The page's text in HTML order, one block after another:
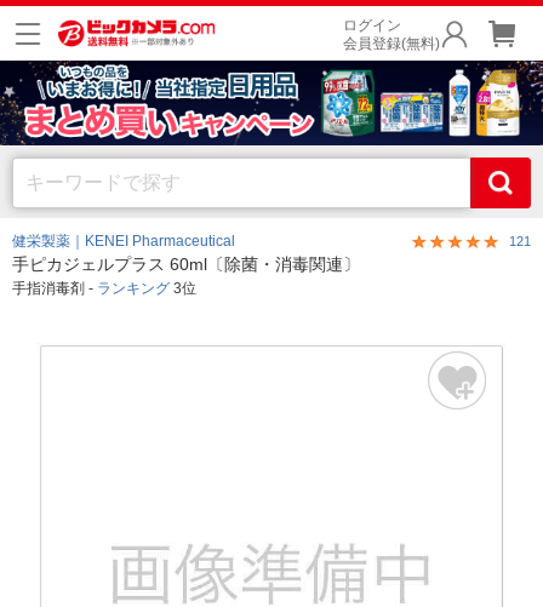
ログイン
会員登録(無料)
健栄製薬｜KENEI Pharmaceutical 121
手ピカジェルプラス 60ml〔除菌・消毒関連〕
手指消毒剤 - ランキング 3位